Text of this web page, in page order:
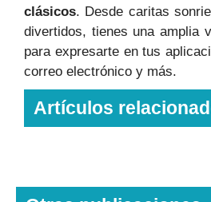
clásicos. Desde caritas
divertidos, tienes una amplia
para expresarte en tus
correo electrónico y más.
Artículos